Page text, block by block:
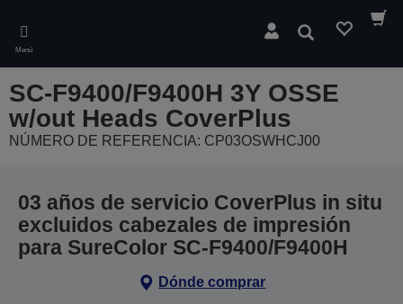
main
content
Menú
Buscar
SC-F9400/F9400H 3Y OSSE
w/out Heads CoverPlus
NÚMERO DE REFERENCIA: CP03OSWHCJ00
03 años de servicio CoverPlus in situ
excluidos cabezales de impresión
para SureColor SC-F9400/F9400H
Dónde comprar